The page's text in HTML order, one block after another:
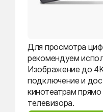
Для просмотра
рекомендуем
Изображение до
подключение и
кинотеатрам
телевизора.